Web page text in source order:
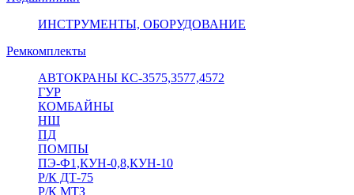
ИНСТРУМЕНТЫ, ОБОРУДОВАНИЕ
Ремкомплекты
АВТОКРАНЫ КС-3575,3577,4572
ГУР
КОМБАЙНЫ
НШ
ПД
ПОМПЫ
ПЭ-Ф1,КУН-0,8,КУН-10
Р/К ДТ-75
Р/К МТЗ